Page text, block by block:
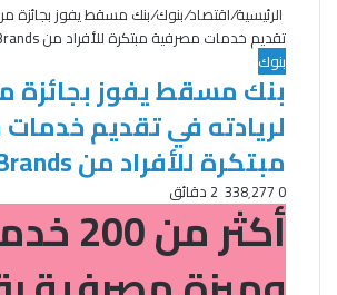
الرئيسية/اقتصاد/بنوك/بنك مسقط يفوز بجائزة
تقديم خدمات مصرفية مبتكرة للأفراد من Global Brands
بنوك
بنك مسقط يفوز بجائزة
لريادته في تقديم
مبتكرة للأفراد من Global Brands
0
أكثر من